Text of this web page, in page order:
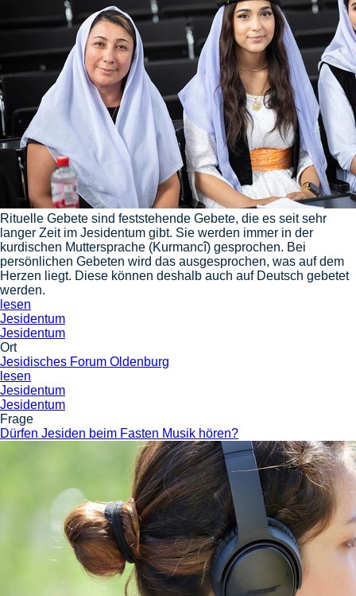
Rituelle Gebete sind feststehende Gebete, die es seit sehr
langer Zeit im Jesidentum gibt. Sie werden immer in der
kurdischen Muttersprache (Kurmancî) gesprochen. Bei
persönlichen Gebeten wird das ausgesprochen, was auf dem
Herzen liegt. Diese können deshalb auch auf Deutsch gebetet
werden.
lesen
Jesidentum
Jesidentum
Ort
Jesidisches Forum Oldenburg
lesen
Jesidentum
Jesidentum
Frage
Dürfen Jesiden beim Fasten Musik hören?